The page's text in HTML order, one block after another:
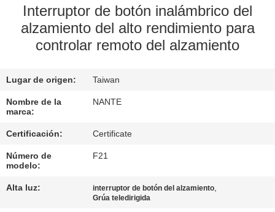
FÁBRICA
DE
CALIDAD
SOLICITAR
Interruptor de botón inalámbrico del
alzamiento del alto rendimiento para
controlar remoto del alzamiento
Lugar de origen: Taiwan
Nombre de la
marca:
NANTE
Certificación: Certificate
Número de
modelo:
F21
Alta luz: interruptor de botón del alzamiento,
Grúa teledirigida